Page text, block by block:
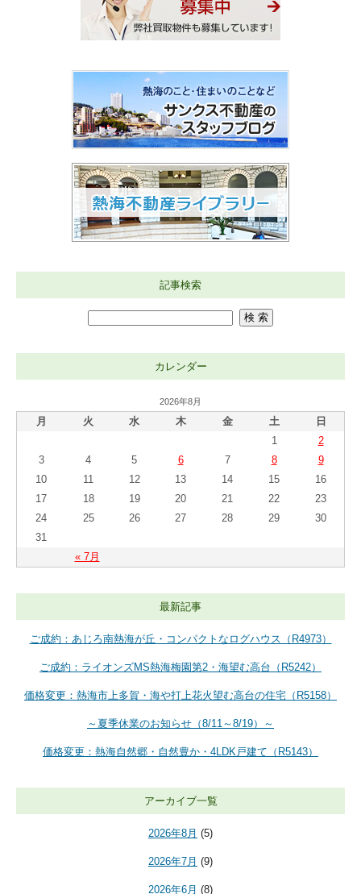
記事検索
カレンダー
2026年8月
月 火 水 木 金 土 日
« 7月
1
2
3
4 5 6 7 8
9
10
11 12 13 14 15
16
17
18 19 20 21 22
23
24
25 26 27 28 29
30
31
最新記事
ご成約：あじろ南熱海が丘・コンパクトなログハウス（R4973）
ご成約：ライオンズMS熱海梅園第2・海望む高台（R5242）
価格変更：熱海市上多賀・海や打上花火望む高台の住宅（R5158）
～夏季休業のお知らせ（8/11～8/19）～
価格変更：熱海自然郷・自然豊か・4LDK戸建て（R5143）
アーカイブ一覧
2026年8月 (5)
2026年7月 (9)
2026年6月 (8)